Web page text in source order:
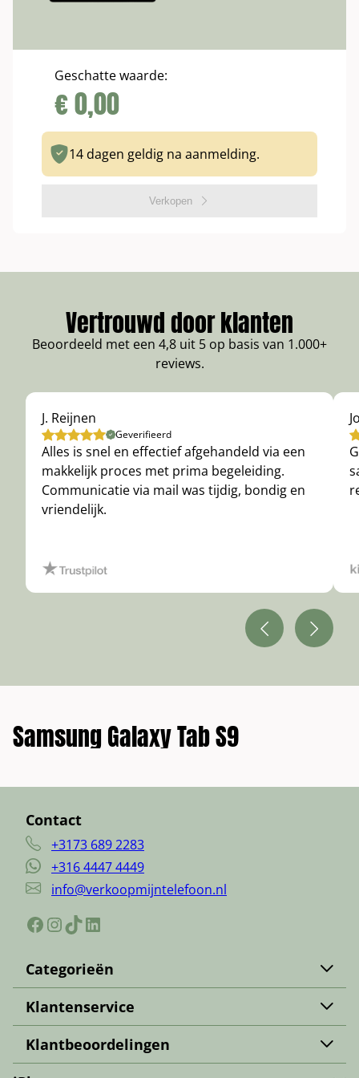
Geschatte waarde:
€0,00
14 dagen geldig na aanmelding.
Verkopen
Vertrouwd door klanten
Beoordeeld met een 4,8 uit 5 op basis van 1.000+
reviews.
J. Reijnen
Geverifieerd
Alles is snel en effectief afgehandeld via een
makkelijk proces met prima begeleiding.
Communicatie via mail was tijdig, bondig en
vriendelijk.
Samsung Galaxy Tab S9
Contact
+3173 689 2283
+316 4447 4449
info@verkoopmijntelefoon.nl
Facebook
Instagram
TikTokLinkedIn
Categorieën
Apple iPhone verkopen
iPad verkopen
Samsung verkopen
Samsung Tab verkopen
Klantenservice
Contact
Over ons
Klantbeoordelingen
Trustpilot